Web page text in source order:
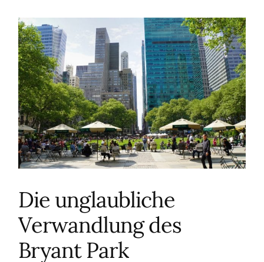
Die unglaubliche
Verwandlung des
Bryant Park